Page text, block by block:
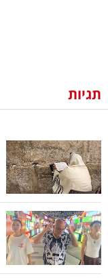
וצרכנות
דיגיטל
וטק
שיווק
ופרסום
משפט
תגיות